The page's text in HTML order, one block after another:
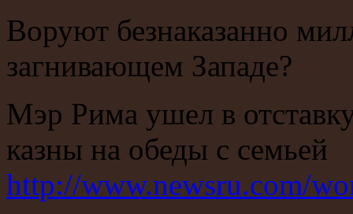
Воруют безнаказанно
загнивающем Западе?
Мэр Рима ушел в
казны на обеды с семьей
http://www.newsru.com/